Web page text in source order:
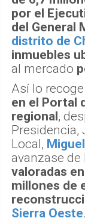
por el
del General
distrito de
inmuebles
al mercado
Así lo recoge
en el Portal
regional,
Presidencia,
Local,
avanzase
valoradas
millones de
Sierra Oeste.